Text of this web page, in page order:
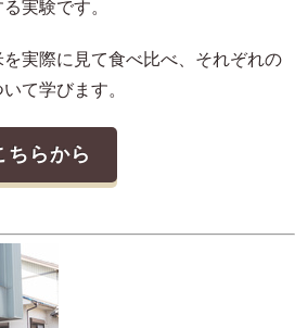
実験です。
実際に見て食べ比べ、それぞれの
て学びます。
ちらから